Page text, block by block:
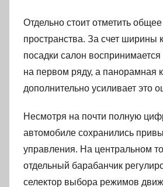
Отдельно стоит отметить
пространства. За счет ширины
посадки салон
на первом ряду, а панорамная
дополнительно усиливает это
Несмотря на почти полную
автомобиле сохранились
управления. На центральном
отдельный барабанчик
селектор выбора режимов